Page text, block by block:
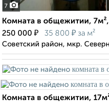
7
Комната в общежитии,
250 000 ₽ 35 800 ₽ за м²
Советский район, мкр.
Комната в общежитии,